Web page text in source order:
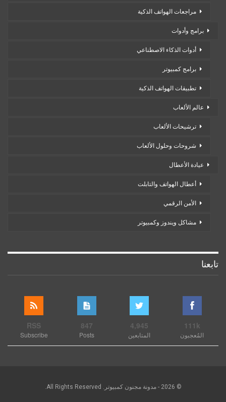
مراجعات الهواتف الذكية
برامج وأدوات
أدوات الذكاء الاصطناعي
برامج كمبيوتر
تطبيقات الهواتف الذكية
عالم الألعاب
ترشيحات الألعاب
شروحات وحلول الألعاب
عيادة الأعطال
أعطال الهواتف والتابلت
الأمن الرقمي
مشاكل ويندوز وكمبيوتر
تابعنا
111k
المُعجبون
4,945
المتابعين
847
Posts
RSS
Subscribe
© 2026 - مدونة مجنون كمبيوتر. All Rights Reserved.